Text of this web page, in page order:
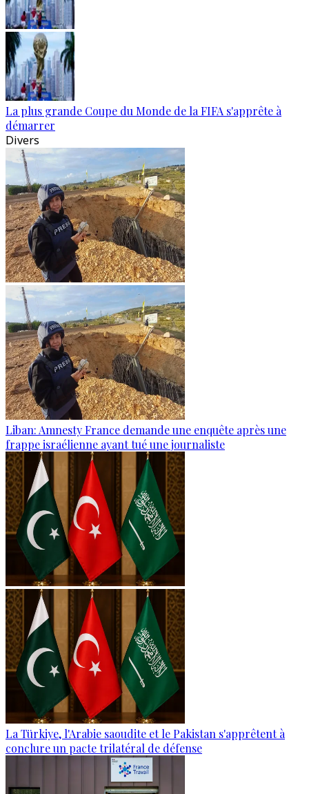
La plus grande Coupe du Monde de la FIFA s'apprête à
démarrer
Divers
Liban: Amnesty France demande une enquête après une
frappe israélienne ayant tué une journaliste
La Türkiye, l'Arabie saoudite et le Pakistan s'apprêtent à
conclure un pacte trilatéral de défense